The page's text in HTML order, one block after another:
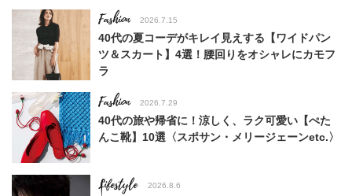
Fashion 2026.7.15
40代の夏コーデがキレイ見えする【ワイドパン
ツ＆スカート】4選！腰回りをオシャレにカモフ
ラ
Fashion 2026.7.29
40代の旅や帰省に！涼しく、ラク可愛い【ぺた
んこ靴】10選〈スポサン・メリージェーンetc.〉
Lifestyle 2026.8.6